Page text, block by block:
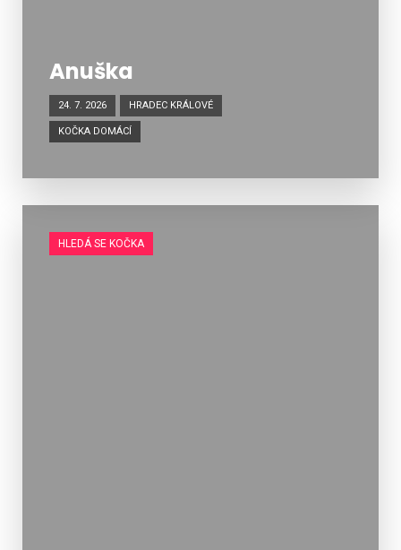
Anuška
24. 7. 2026 HRADEC KRÁLOVÉ
KOČKA DOMÁCÍ
HLEDÁ SE KOČKA